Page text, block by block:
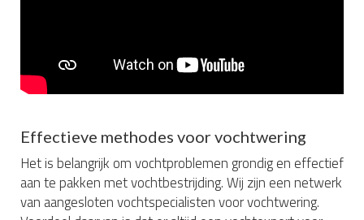
Effectieve methodes voor vochtwering
Het is belangrijk om vochtproblemen grondig en effectief
aan te pakken met vochtbestrijding. Wij zijn een netwerk
van aangesloten vochtspecialisten voor vochtwering.